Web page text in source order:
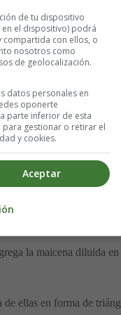
de
son:
la maicena diluida
ellas en forma de
de tu dispositivo
el dispositivo) podrá
compartida con ellos, o
nosotros como
de geolocalización.
datos personales en
oponerte
parte inferior de esta
para gestionar o retirar el
y cookies.
Aceptar